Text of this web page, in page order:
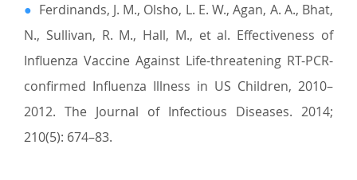
● Ferdinands, J. M., Olsho, L. E. W., Agan, A. A., Bhat,
N., Sullivan, R. M., Hall, M., et al. Effectiveness of
Influenza Vaccine Against Life-threatening RT-PCR-
confirmed Influenza Illness in US Children, 2010–
2012. The Journal of Infectious Diseases. 2014;
210(5): 674–83.